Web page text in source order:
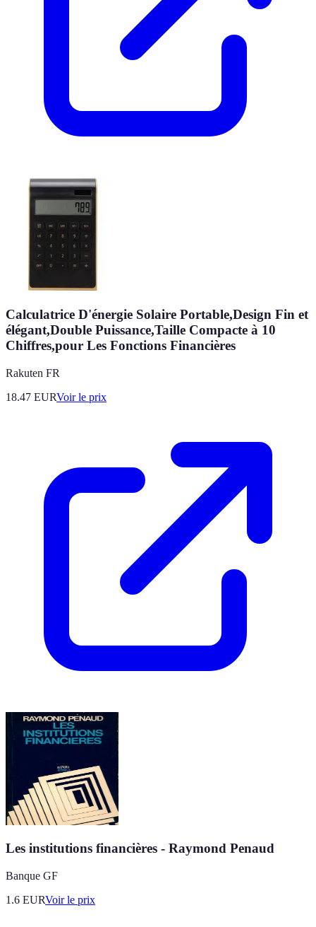
Calculatrice D'énergie Solaire Portable,Design Fin et
élégant,Double Puissance,Taille Compacte à 10
Chiffres,pour Les Fonctions Financières
Rakuten FR
18.47 EURVoir le prix
Les institutions financières - Raymond Penaud
Banque GF
1.6 EURVoir le prix